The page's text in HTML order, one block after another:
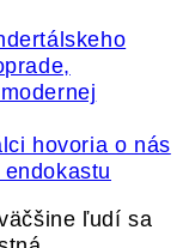
hovoria o nás
ľudí sa